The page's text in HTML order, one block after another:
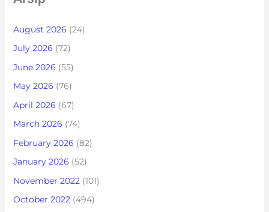
August 2026 (24)
July 2026 (72)
June 2026 (55)
May 2026 (76)
April 2026 (67)
March 2026 (74)
February 2026 (82)
January 2026 (52)
November 2022(101)
October 2022(494)